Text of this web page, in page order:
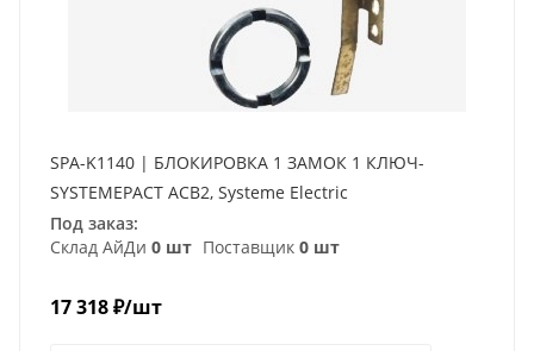
SPA-K1140 | БЛОКИРОВКА 1 ЗАМОК 1 КЛЮЧ-
SYSTEMEPACT ACB2, Systeme Electric
Под заказ:
Склад АйДи 0 шт Поставщик 0 шт
17 318₽/шт